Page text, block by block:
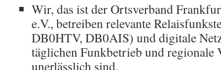
Wir, das ist der Ortsverband
e.V., betreiben relevante
DB0HTV, DB0AIS) und digitale
täglichen Funkbetrieb und regionale
unerlässlich sind.